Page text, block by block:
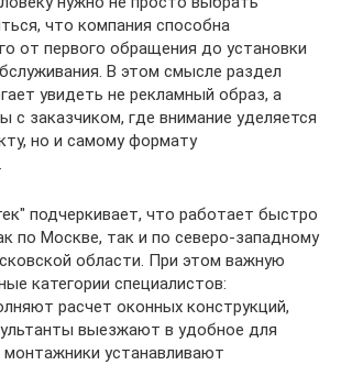
что компания способна
от первого обращения до установки
В этом смысле раздел
увидеть не рекламный образ, а
с заказчиком, где внимание уделяется
но и самому формату
подчеркивает, что работает быстро
по Москве, так и по северо-западному
области. При этом важную
категории специалистов:
расчет оконных конструкций,
выезжают в удобное для
монтажники устанавливают